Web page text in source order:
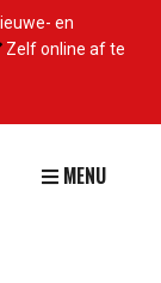
en
Zelf online af te
MENU